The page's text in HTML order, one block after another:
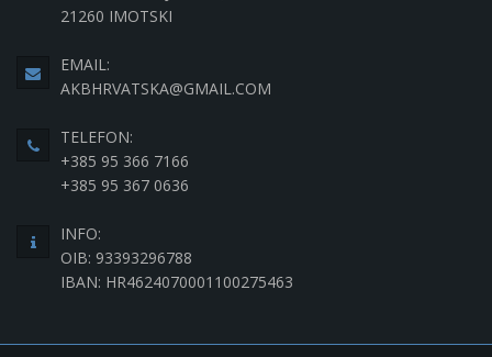
21260 IMOTSKI
EMAIL:
AKBHRVATSKA@GMAIL.COM
TELEFON:
+385 95 366 7166
+385 95 367 0636
INFO:
OIB: 93393296788
IBAN: HR4624070001100275463